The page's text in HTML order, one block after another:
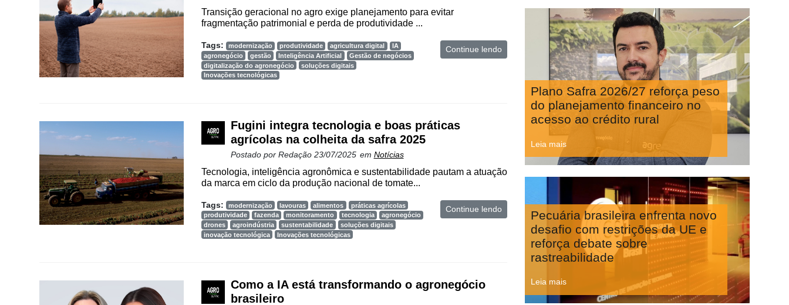
Informatização
Agricultura
Software
Membros
Liberali
Netrin
Transição geracional no agro exige planejamento para evitar
fragmentação patrimonial e perda de produtividade ...
Tags: modernização produtividade agricultura digital
IA
agronegócio
gestão Inteligência Artificial
Gestão de negócios
digitalização do agronegócio
soluções digitais
Inovações tecnológicas
Continue lendo
Fugini integra tecnologia e boas práticas
agrícolas na colheita da safra 2025
Postado por Redação 23/07/2025 em Notícias
Tecnologia, inteligência agronômica e sustentabilidade pautam a atuação
da marca em ciclo da produção nacional de tomate...
Tags: modernização lavouras alimentos
práticas agrícolas
produtividade
fazenda monitoramento tecnologia
agronegócio
drones
agroindústria sustentabilidade
soluções digitais
inovação tecnológica
Inovações tecnológicas
Continue lendo
Como a IA está transformando o agronegócio
brasileiro
Plano Safra 2026/27 reforça peso
do planejamento financeiro no
acesso ao crédito rural
Leia mais
Pecuária brasileira enfrenta novo
desafio com restrições da UE e
reforça debate sobre
rastreabilidade
Leia mais